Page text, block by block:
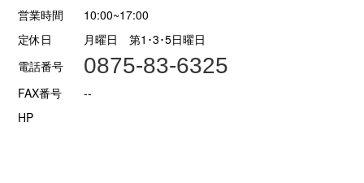
営業時間
10:00~17:00
定休日
月曜日 第1･3･5日曜日
電話番号
0875-83-6325
FAX番号
--
HP